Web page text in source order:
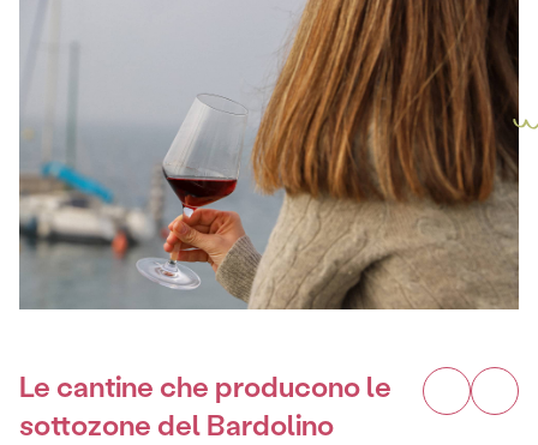
Le cantine che producono le
sottozone del Bardolino